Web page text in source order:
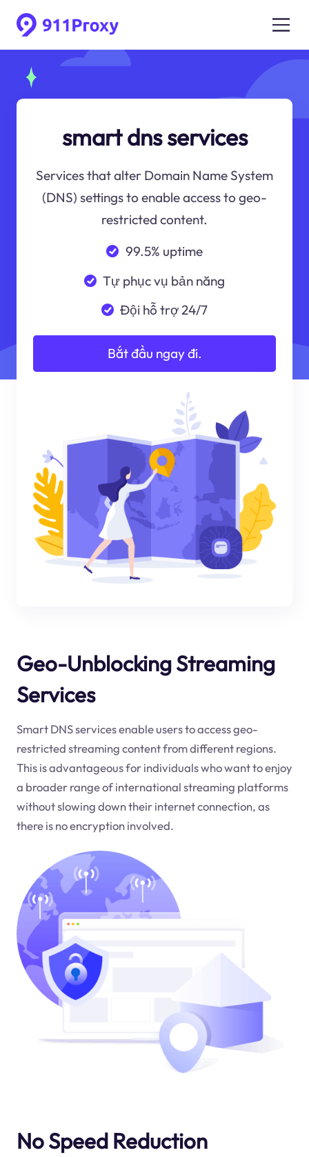
smart dns services
Services that alter Domain Name System
(DNS) settings to enable access to geo-
restricted content.
99.5% uptime
Tự phục vụ bản năng
Đội hỗ trợ 24/7
Bắt đầu ngay đi.
Geo-Unblocking Streaming
Services
Smart DNS services enable users to access geo-
restricted streaming content from different regions.
This is advantageous for individuals who want to enjoy
a broader range of international streaming platforms
without slowing down their internet connection, as
there is no encryption involved.
No Speed Reduction